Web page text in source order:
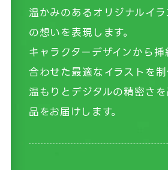
温かみのあるオリジナルイ
の想いを表現します。
キャラクターデザインから
合わせた最適なイラストを
温もりとデジタルの精密さ
品をお届けします。